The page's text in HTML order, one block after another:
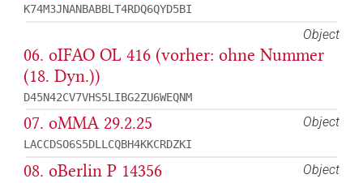
K74M3JNANBABBLT4RDQ6QYD5BI
Object
06. oIFAO OL 416 (vorher: ohne Nummer
(18. Dyn.))
D45N42CV7VHS5LIBG2ZU6WEQNM
Object
07. oMMA 29.2.25
LACCDSO6S5DLLCQBH4KKCRDZKI
Object
08. oBerlin P 14356